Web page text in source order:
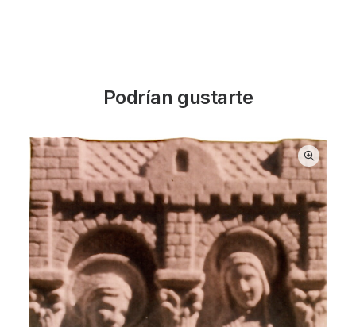
Podrían gustarte